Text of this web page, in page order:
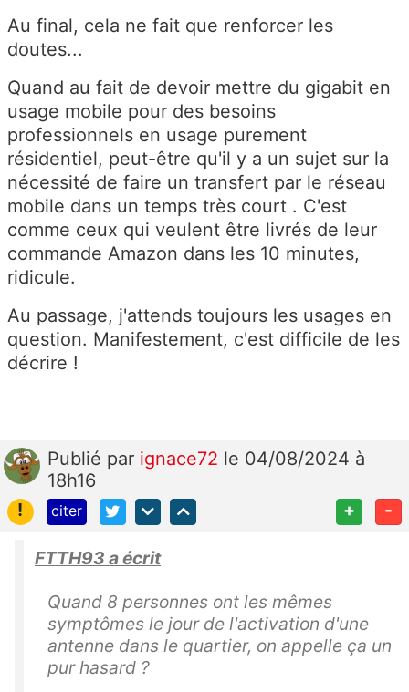
Au final, cela ne fait que renforcer les
doutes...
Quand au fait de devoir mettre du gigabit en
usage mobile pour des besoins
professionnels en usage purement
résidentiel, peut-être qu'il y a un sujet sur la
nécessité de faire un transfert par le réseau
mobile dans un temps très court . C'est
comme ceux qui veulent être livrés de leur
commande Amazon dans les 10 minutes,
ridicule.
Au passage, j'attends toujours les usages en
question. Manifestement, c'est difficile de les
décrire !
Publié par ignace72 le 04/08/2024 à
18h16
!
citer + -
FTTH93 a écrit
Quand 8 personnes ont les mêmes
symptômes le jour de l'activation d'une
antenne dans le quartier, on appelle ça un
pur hasard ?